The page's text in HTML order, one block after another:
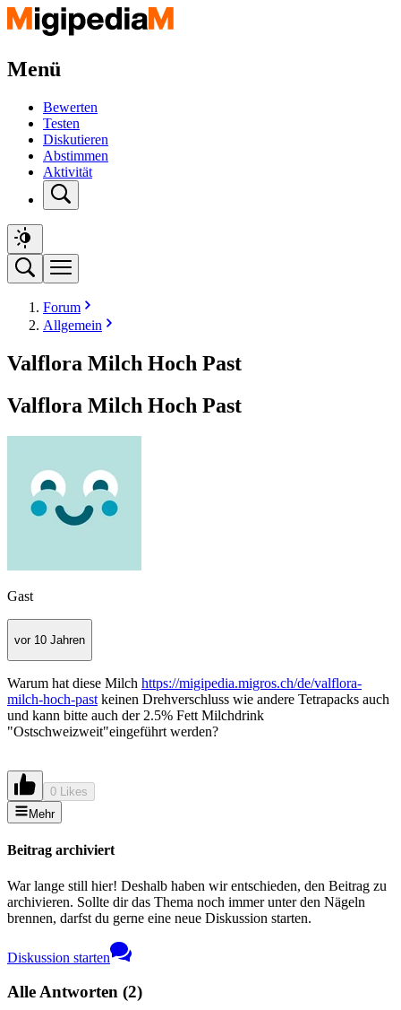
Menü
Bewerten
Testen
Diskutieren
Abstimmen
Aktivität
Forum
Allgemein
Valflora Milch Hoch Past
Valflora Milch Hoch Past
Gast
vor 10 Jahren
Warum hat diese Milch https://migipedia.migros.ch/de/valflora-
milch-hoch-past keinen Drehverschluss wie andere Tetrapacks auch
und kann bitte auch der 2.5% Fett Milchdrink
"Ostschweizweit"eingeführt werden?
0 Likes
Mehr
Beitrag archiviert
War lange still hier! Deshalb haben wir entschieden, den Beitrag zu
archivieren. Sollte dir das Thema noch immer unter den Nägeln
brennen, darfst du gerne eine neue Diskussion starten.
Diskussion starten
Alle Antworten (2)